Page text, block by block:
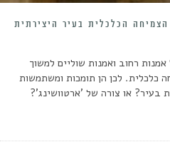
הכלכלית בעיר היצירתית
אמנות רחוב ואמנות שוליים למשוך
כלכלית. לכן הן תומכות ומשתמשות
או צורה של 'ארטוושינג'?